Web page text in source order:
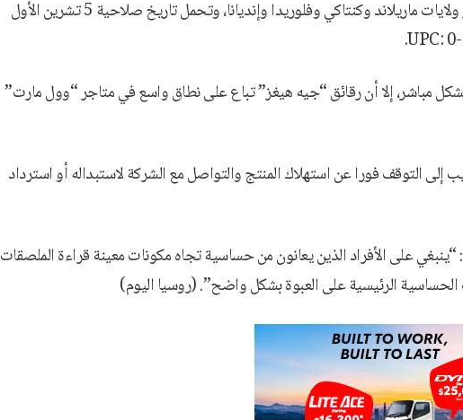
وتم توزيع الأكياس المتأثرة، سعة أونصة واحدة، في متاجر ولايات ماريلاند وكنتاكي وفلوريدا وإنديانا، وتحمل تاريخ صلاحية 5 تشرين الأول
مباشر، إلا أن رقائق “جيه هيغز” تباع على نطاق واسع في متاجر “وول مارت”
التوقف فورا عن استهلاك المنتج والتواصل مع الشركة لاستبداله أو استرداد
على الأفراد الذين يعانون من حساسية تجاه مكونات معينة قراءة الملصقات
الحساسية الرئيسية على العبوة بشكل واضح”. (روسيا اليوم)